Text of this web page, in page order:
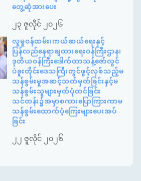
တွေ့ဆုံအားပေး
၂၃ ဇူလိုင် ၂၀၂၆
လူမှုဝန်ထမ်း၊ကယ်ဆယ်ရေးနှင့်
ပြန်လည်နေရာချထားရေးဝန်ကြီးဌာန၊
ဒုတိယဝန်ကြီးဒေါက်တာသန့်ဇော်လွင်
ပဲခူးတိုင်းဒေသကြီးတွင်ဖွင့်လှစ်သည့်မ
သန်စွမ်းမှုအဆင့်သတ်မှတ်ခြင်းနှင့်မ
သန်စွမ်းသူများမှတ်ပုံတင်ခြင်း
သင်တန်း၌အမှာစကားပြောကြားကာမ
သန်စွမ်းထောက်ပံ့ကြေးများပေးအပ်
ခြင်း
၂၂ ဇူလိုင် ၂၀၂၆